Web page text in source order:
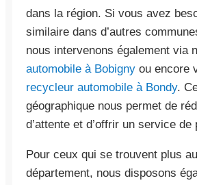
dans la région. Si vous avez
similaire dans d’autres
nous intervenons également via
automobile à Bobigny ou encore
recycleur automobile à Bondy.
géographique nous permet de
d’attente et d’offrir un service de
Pour ceux qui se trouvent plus
département, nous disposons